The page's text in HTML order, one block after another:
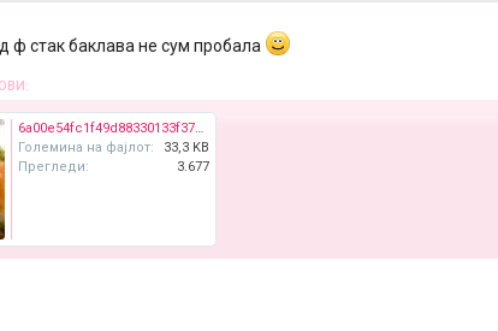
ф стак баклава не сум пробала
6a00e54fc1f49d88330133f3763001970b-500wi.jpg
Големина на фајлот:
33,3 KB
Прегледи:
3.677